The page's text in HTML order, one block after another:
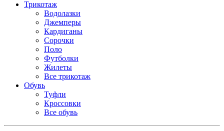
Трикотаж
Водолазки
Джемперы
Кардиганы
Сорочки
Поло
Футболки
Жилеты
Все трикотаж
Обувь
Туфли
Кроссовки
Все обувь